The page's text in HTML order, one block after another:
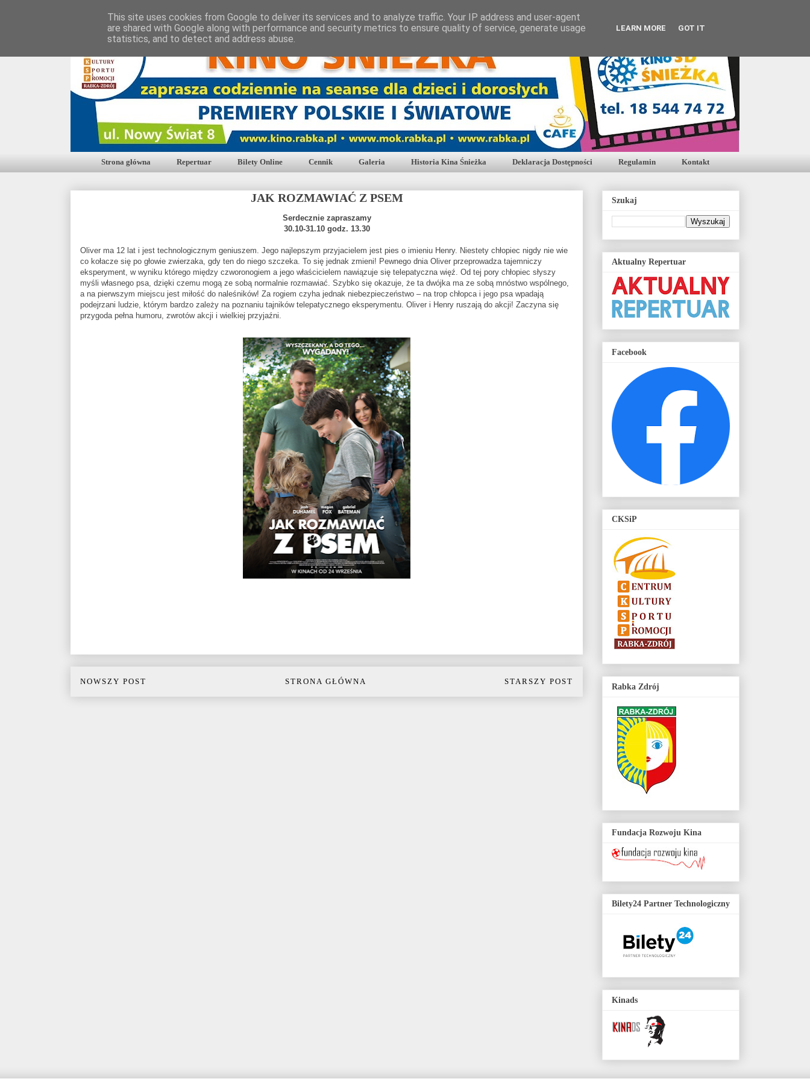
Strona główna Repertuar Bilety Online Cennik Galeria Historia Kina Śnieżka Deklaracja Dostępności Regulamin Kontakt
JAK ROZMAWIAĆ Z PSEM
Serdecznie zapraszamy
30.10-31.10 godz. 13.30
Oliver ma 12 lat i jest technologicznym geniuszem. Jego najlepszym przyjacielem jest pies o imieniu Henry. Niestety chłopiec nigdy nie wie
co kołacze się po głowie zwierzaka, gdy ten do niego szczeka. To się jednak zmieni! Pewnego dnia Oliver przeprowadza tajemniczy
eksperyment, w wyniku którego między czworonogiem a jego właścicielem nawiązuje się telepatyczna więź. Od tej pory chłopiec słyszy
myśli własnego psa, dzięki czemu mogą ze sobą normalnie rozmawiać. Szybko się okazuje, że ta dwójka ma ze sobą mnóstwo wspólnego,
a na pierwszym miejscu jest miłość do naleśników! Za rogiem czyha jednak niebezpieczeństwo – na trop chłopca i jego psa wpadają
podejrzani ludzie, którym bardzo zależy na poznaniu tajników telepatycznego eksperymentu. Oliver i Henry ruszają do akcji! Zaczyna się
przygoda pełna humoru, zwrotów akcji i wielkiej przyjaźni.
NOWSZY POST STARSZY POST
STRONA GŁÓWNA
Szukaj
Aktualny Repertuar
Facebook
CKSiP
Rabka Zdrój
Fundacja Rozwoju Kina
Bilety24 Partner Technologiczny
Kinads
This site uses cookies from Google to deliver its services and to analyze traffic. Your IP address and user-agent
are shared with Google along with performance and security metrics to ensure quality of service, generate usage
statistics, and to detect and address abuse.
LEARN MORE GOT IT